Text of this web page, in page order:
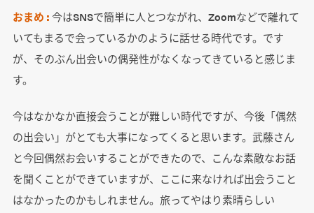
おまめ :今はSNSで簡単に人とつながれ、Zoomなどで離れて
いてもまるで会っているかのように話せる時代です。です
が、そのぶん出会いの偶発性がなくなってきていると感じま
す。
今はなかなか直接会うことが難しい時代ですが、今後「偶然
の出会い」がとても大事になってくると思います。武藤さん
と今回偶然お会いすることができたので、こんな素敵なお話
を聞くことができていますが、ここに来なければ出会うこと
はなかったのかもしれません。旅ってやはり素晴らしい